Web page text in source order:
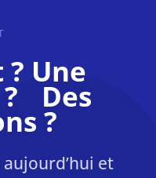
Une
? Des
?
et